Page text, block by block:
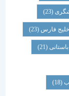
(23)
(21)